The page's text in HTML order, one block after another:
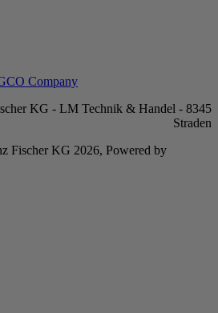
Company
KG - LM Technik & Handel - 8345
Straden
Fischer KG 2026, Powered by